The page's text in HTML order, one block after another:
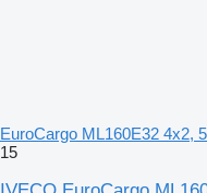
EuroCargo ML160E32 4x2,
15